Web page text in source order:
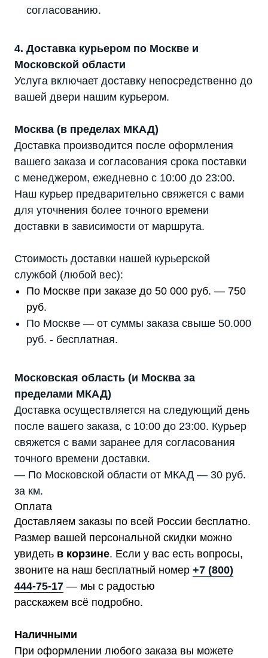
согласованию.
4. Доставка курьером по Москве и
Московской области
Услуга включает доставку непосредственно до
вашей двери нашим курьером.
Москва (в пределах МКАД)
Доставка производится после оформления
вашего заказа и согласования срока поставки
с менеджером, ежедневно с 10:00 до 23:00.
Наш курьер предварительно свяжется с вами
для уточнения более точного времени
доставки в зависимости от маршрута.
Стоимость доставки нашей курьерской
службой (любой вес):
По Москве при заказе до 50 000 руб. — 750
руб.
По Москве — от суммы заказа свыше 50.000
руб. - бесплатная.
Московская область (и Москва за
пределами МКАД)
Доставка осуществляется на следующий день
после вашего заказа, с 10:00 до 23:00. Курьер
свяжется с вами заранее для согласования
точного времени доставки.
— По Московской области от МКАД — 30 руб.
за км.
Оплата
Доставляем заказы по всей России бесплатно.
Размер вашей персональной скидки можно
увидеть в корзине. Если у вас есть вопросы,
звоните на наш бесплатный номер +7 (800)
444-75-17 — мы с радостью
расскажем всё подробно.
Наличными
При оформлении любого заказа вы можете